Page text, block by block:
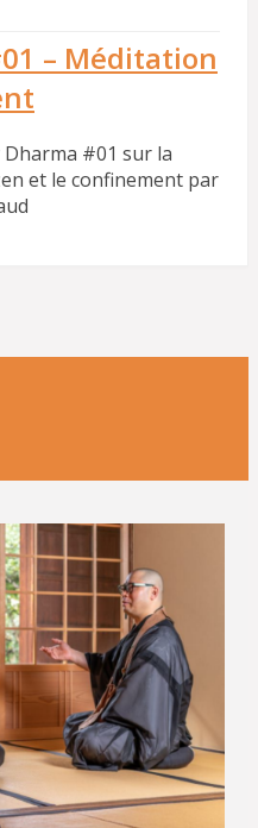
– Méditation
Dharma #01 sur la
et le confinement par